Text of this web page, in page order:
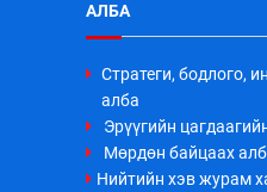
АЛБА
Стратеги, бодлого,
алба
Эрүүгийн
Мөрдөн байцаах
Нийтийн хэв журам